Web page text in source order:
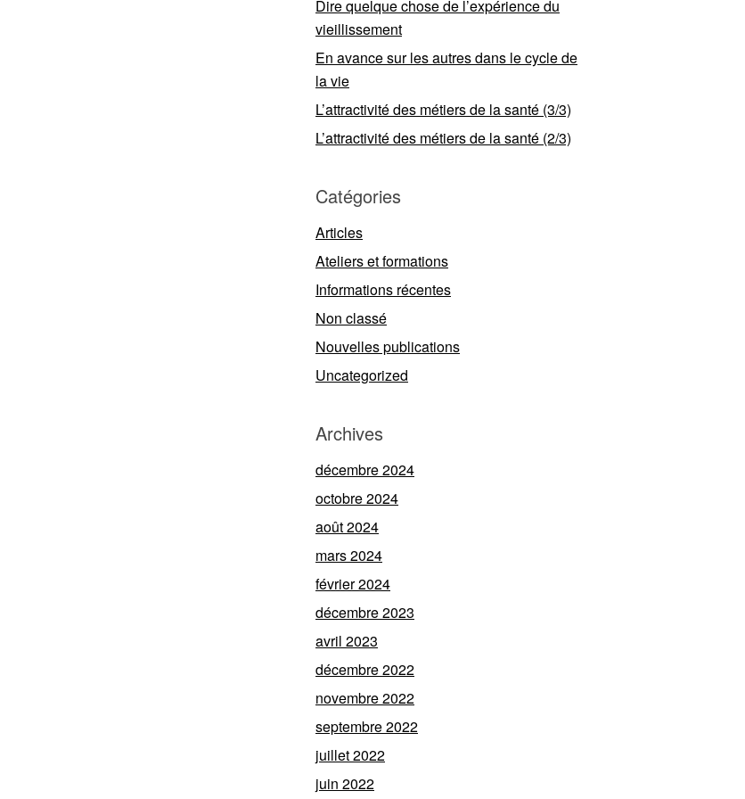
Dire quelque chose de l’expérience du
vieillissement
En avance sur les autres dans le cycle de
la vie
L’attractivité des métiers de la santé (3/3)
L’attractivité des métiers de la santé (2/3)
Catégories
Articles
Ateliers et formations
Informations récentes
Non classé
Nouvelles publications
Uncategorized
Archives
décembre 2024
octobre 2024
août 2024
mars 2024
février 2024
décembre 2023
avril 2023
décembre 2022
novembre 2022
septembre 2022
juillet 2022
juin 2022